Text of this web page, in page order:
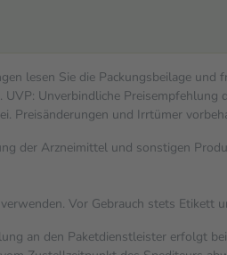
lesen Sie die Packungsbeilage
Unverbindliche
Preisänderungen und Irrtümer
der Arzneimittel und sonstigen
Vor Gebrauch stets Etikett
an den Paketdienstleister erfolgt